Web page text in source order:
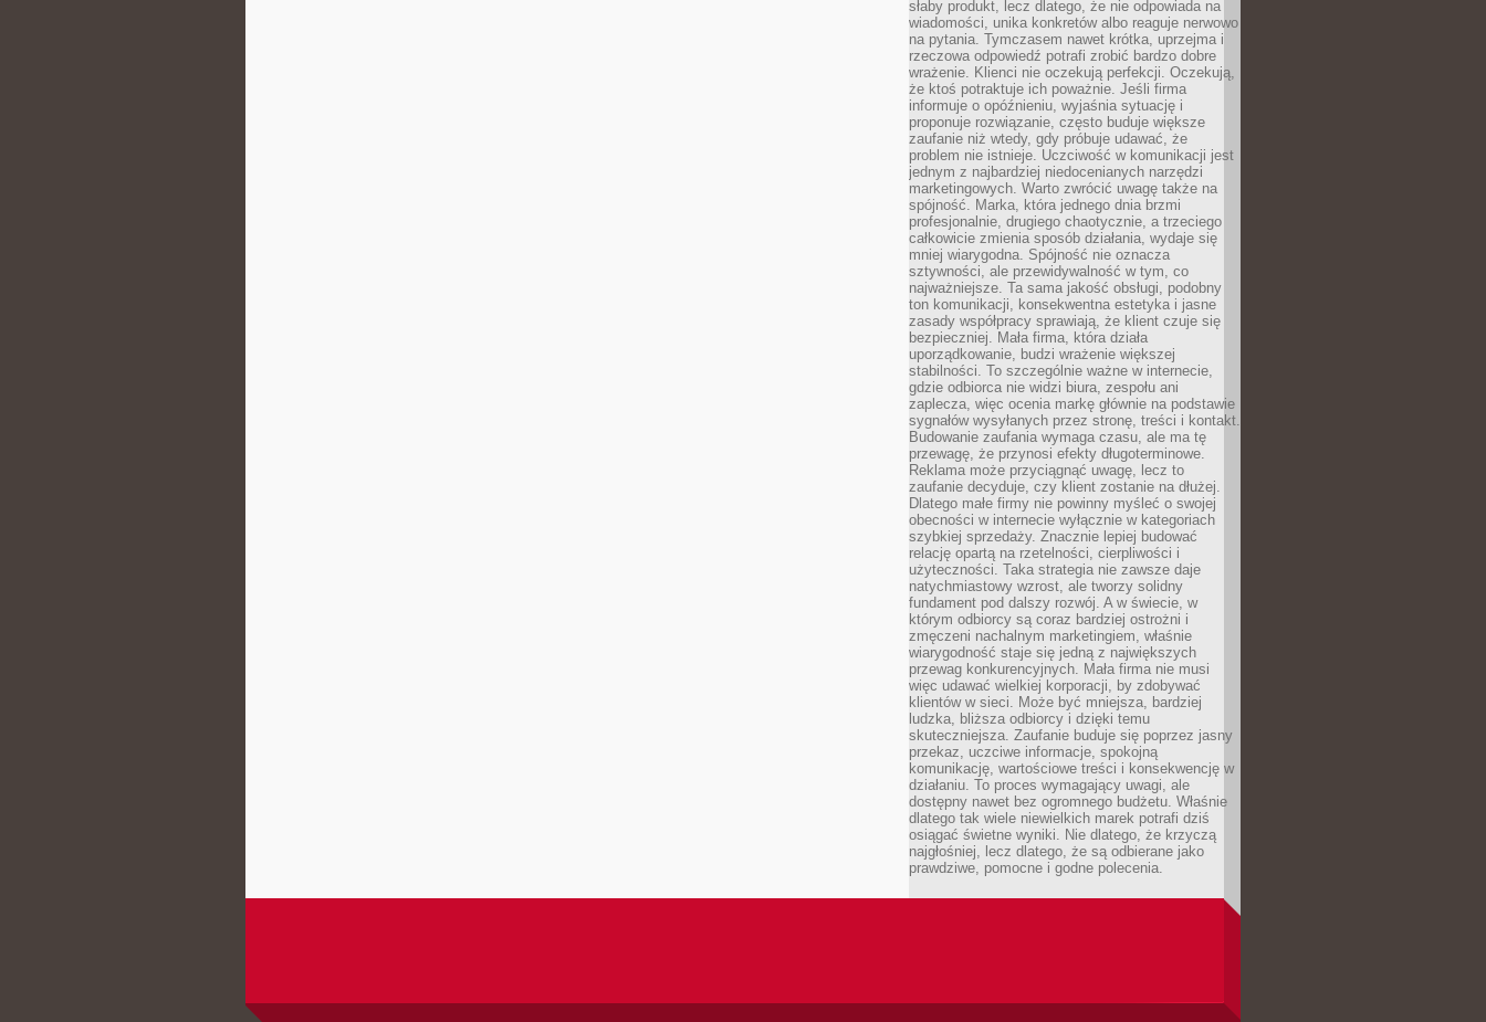
słaby produkt, lecz dlatego, że nie odpowiada na
wiadomości, unika konkretów albo reaguje nerwowo
na pytania. Tymczasem nawet krótka, uprzejma i
rzeczowa odpowiedź potrafi zrobić bardzo dobre
wrażenie. Klienci nie oczekują perfekcji. Oczekują,
że ktoś potraktuje ich poważnie. Jeśli firma
informuje o opóźnieniu, wyjaśnia sytuację i
proponuje rozwiązanie, często buduje większe
zaufanie niż wtedy, gdy próbuje udawać, że
problem nie istnieje. Uczciwość w komunikacji jest
jednym z najbardziej niedocenianych narzędzi
marketingowych. Warto zwrócić uwagę także na
spójność. Marka, która jednego dnia brzmi
profesjonalnie, drugiego chaotycznie, a trzeciego
całkowicie zmienia sposób działania, wydaje się
mniej wiarygodna. Spójność nie oznacza
sztywności, ale przewidywalność w tym, co
najważniejsze. Ta sama jakość obsługi, podobny
ton komunikacji, konsekwentna estetyka i jasne
zasady współpracy sprawiają, że klient czuje się
bezpieczniej. Mała firma, która działa
uporządkowanie, budzi wrażenie większej
stabilności. To szczególnie ważne w internecie,
gdzie odbiorca nie widzi biura, zespołu ani
zaplecza, więc ocenia markę głównie na podstawie
sygnałów wysyłanych przez stronę, treści i kontakt.
Budowanie zaufania wymaga czasu, ale ma tę
przewagę, że przynosi efekty długoterminowe.
Reklama może przyciągnąć uwagę, lecz to
zaufanie decyduje, czy klient zostanie na dłużej.
Dlatego małe firmy nie powinny myśleć o swojej
obecności w internecie wyłącznie w kategoriach
szybkiej sprzedaży. Znacznie lepiej budować
relację opartą na rzetelności, cierpliwości i
użyteczności. Taka strategia nie zawsze daje
natychmiastowy wzrost, ale tworzy solidny
fundament pod dalszy rozwój. A w świecie, w
którym odbiorcy są coraz bardziej ostrożni i
zmęczeni nachalnym marketingiem, właśnie
wiarygodność staje się jedną z największych
przewag konkurencyjnych. Mała firma nie musi
więc udawać wielkiej korporacji, by zdobywać
klientów w sieci. Może być mniejsza, bardziej
ludzka, bliższa odbiorcy i dzięki temu
skuteczniejsza. Zaufanie buduje się poprzez jasny
przekaz, uczciwe informacje, spokojną
komunikację, wartościowe treści i konsekwencję w
działaniu. To proces wymagający uwagi, ale
dostępny nawet bez ogromnego budżetu. Właśnie
dlatego tak wiele niewielkich marek potrafi dziś
osiągać świetne wyniki. Nie dlatego, że krzyczą
najgłośniej, lecz dlatego, że są odbierane jako
prawdziwe, pomocne i godne polecenia.